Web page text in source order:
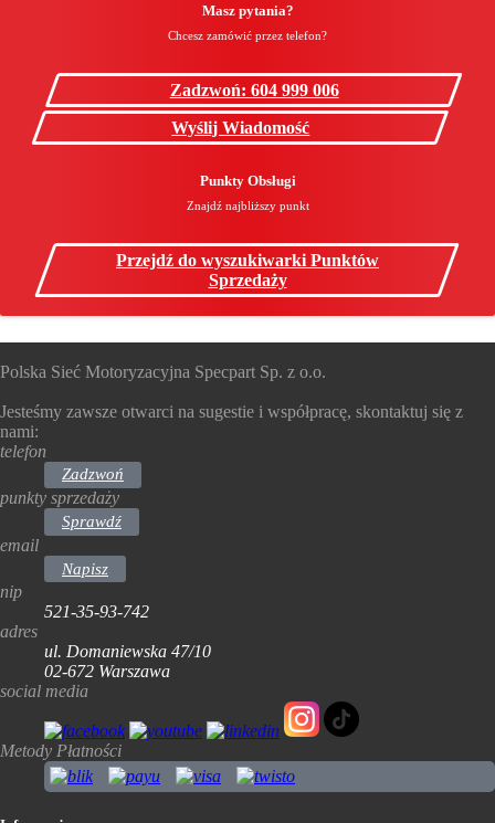
Masz pytania?
Chcesz zamówić przez telefon?
Zadzwoń: 604 999 006
Wyślij Wiadomość
Punkty Obsługi
Znajdź najbliższy punkt
Przejdź do wyszukiwarki Punktów
Sprzedaży
Polska Sieć Motoryzacyjna Specpart Sp. z o.o.
Jesteśmy zawsze otwarci na sugestie i współpracę, skontaktuj się z
nami:
telefon
Zadzwoń
punkty sprzedaży
Sprawdź
email
Napisz
nip
521-35-93-742
adres
ul. Domaniewska 47/10
02-672 Warszawa
social media
Metody Płatności